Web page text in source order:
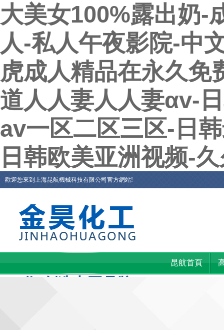
大美女100%露出奶-
人-私人午夜影院-中
虎成人精品在永久免
道人人妻人人妻αv-
av一区二区三区-日
日韩欧美亚洲视频-
歡迎您來到上海昆航機械科技有限公司官方網站!
昆航科技專注表面技
昆航首頁